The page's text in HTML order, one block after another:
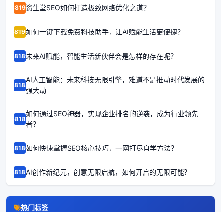
68191资生堂SEO如何打造极致网络优化之道？
68190如何一键下载免费科技助手，让AI赋能生活更便捷？
68189未来AI赋能，智能生活新伙伴会是怎样的存在呢？
68188
AI人工智能：未来科技无限引擎，难道不是推动时代发展的
强大动
68187
如何通过SEO神器，实现企业排名的逆袭，成为行业领先
者？
68186如何快速掌握SEO核心技巧，一网打尽自学方法？
68185AI创作新纪元，创意无限启航，如何开启的无限可能？
热门标签